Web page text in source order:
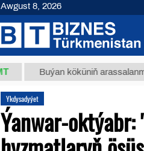
Buýan köküniň arassalanmadyk
Ykdysadyýet
Ýanwar-
Awgust 8, 2026